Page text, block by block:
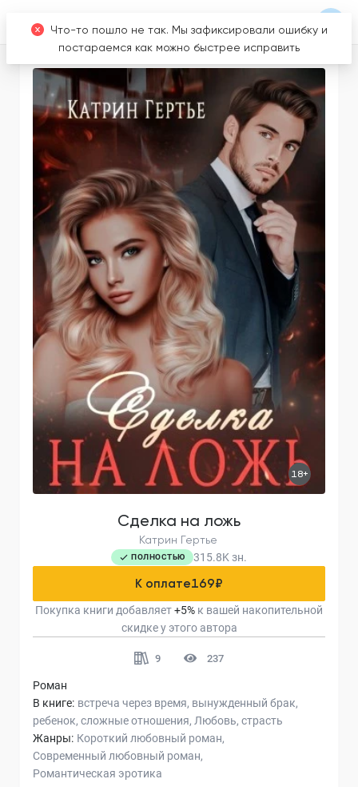
18+
Сделка на ложь
Катрин Гертье
ПОЛНОСТЬЮ 315.8K зн.
К оплате169₽
Покупка книги добавляет+5% к вашей накопительной
скидке у этого автора
9 237
Роман
В книге: встреча через время вынужденный брак
ребенок сложные отношения Любовь страсть
Жанры: Короткий любовный роман
Современный любовный роман
Романтическая эротика